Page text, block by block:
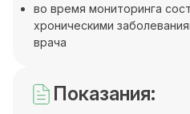
во время мониторинга
хроническими
врача
Показания: